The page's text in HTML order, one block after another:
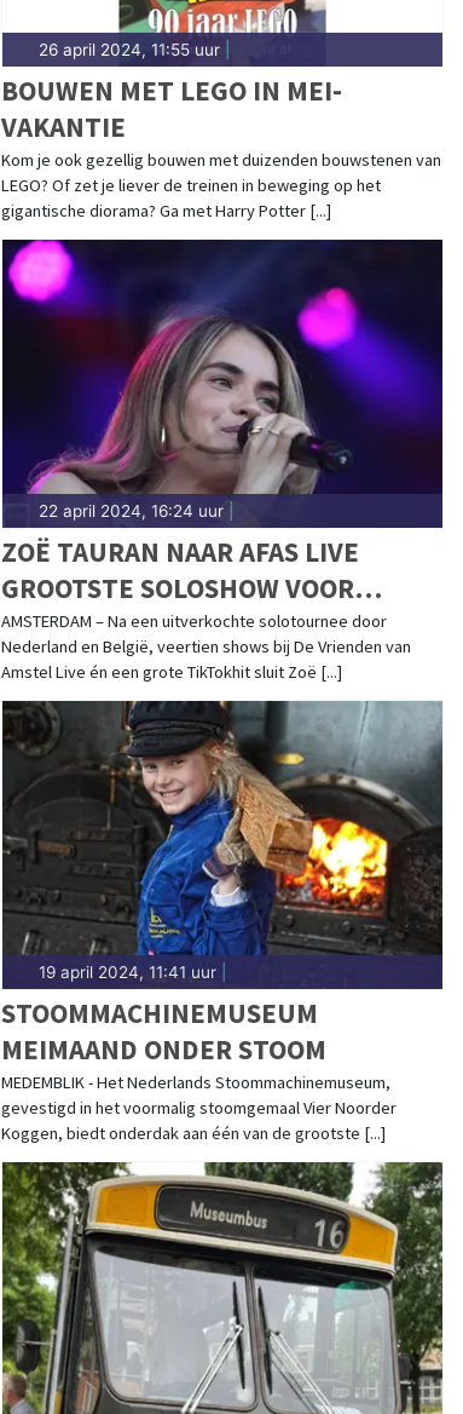
26 april 2024, 11:55 uur|
BOUWEN MET LEGO IN MEI-
VAKANTIE
Kom je ook gezellig bouwen met duizenden bouwstenen van
LEGO? Of zet je liever de treinen in beweging op het
gigantische diorama? Ga met Harry Potter [...]
22 april 2024, 16:24 uur|
ZOË TAURAN NAAR AFAS LIVE
GROOTSTE SOLOSHOW VOOR
RAZENDPOPULAIRE ZANGERES
AMSTERDAM – Na een uitverkochte solotournee door
Nederland en België, veertien shows bij De Vrienden van
Amstel Live én een grote TikTokhit sluit Zoë [...]
19 april 2024, 11:41 uur|
STOOMMACHINEMUSEUM
MEIMAAND ONDER STOOM
MEDEMBLIK - Het Nederlands Stoommachinemuseum,
gevestigd in het voormalig stoomgemaal Vier Noorder
Koggen, biedt onderdak aan één van de grootste [...]